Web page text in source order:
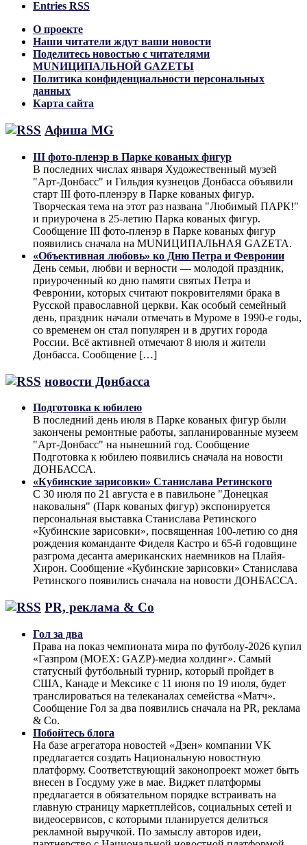
Entries RSS
О проекте
Наши читатели ждут ваши новости
Поделитесь новостью с читателями
MUNИЦИПАЛЬНОЙ GAZЕТЫ
Политика конфиденциальности персональных
данных
Карта сайта
Афиша MG
III фото-пленэр в Парке кованых фигур
В последних числах января Художественный музей
"Арт-Донбасс" и Гильдия кузнецов Донбасса объявили
старт III фото-пленэру в Парке кованых фигур.
Творческая тема на этот раз названа "Любимый ПАРК!"
и приурочена в 25-летию Парка кованых фигур.
Сообщение III фото-пленэр в Парке кованых фигур
появились сначала на MUNИЦИПАЛЬНАЯ GAZЕТА.
«Объективная любовь» ко Дню Петра и Февронии
День семьи, любви и верности — молодой праздник,
приуроченный ко дню памяти святых Петра и
Февронии, которых считают покровителями брака в
Русской православной церкви. Как особый семейный
день, праздник начали отмечать в Муроме в 1990-е годы,
со временем он стал популярен и в других города
России. Всё активней отмечают 8 июля и жители
Донбасса. Сообщение […]
новости Донбасса
Подготовка к юбилею
В последний день июля в Парке кованых фигур были
закончены ремонтные работы, запланированные музеем
"Арт-Донбасс" на нынешний год. Сообщение
Подготовка к юбилею появились сначала на новости
ДОНБАССА.
«Кубинские зарисовки» Станислава Ретинского
С 30 июля по 21 августа е в павильоне "Донецкая
наковальня" (Парк кованых фигур) экспонируется
персональная выставка Станислава Ретинского
«Кубинские зарисовки», посвященная 100-летию со дня
рождения команданте Фиделя Кастро и 65-й годовщине
разгрома десанта американских наемников на Плайя-
Хирон. Сообщение «Кубинские зарисовки» Станислава
Ретинского появились сначала на новости ДОНБАССА.
PR, реклама & Co
Гол за два
Права на показ чемпионата мира по футболу-2026 купил
«Газпром (MOEX: GAZP)-медиа холдинг». Самый
статусный футбольный турнир, который пройдет в
США, Канаде и Мексике с 11 июня по 19 июля, будет
транслироваться на телеканалах семейства «Матч».
Сообщение Гол за два появились сначала на PR, реклама
& Co.
Побойтесь блога
На базе агрегатора новостей «Дзен» компании VK
предлагается создать Национальную новостную
платформу. Соответствующий законопроект может быть
внесен в Госдуму уже в мае. Виджет платформы
предлагается в обязательном порядке встраивать на
главную страницу маркетплейсов, социальных сетей и
видеосервисов, с которыми планируется делиться
рекламной выручкой. По замыслу авторов идеи,